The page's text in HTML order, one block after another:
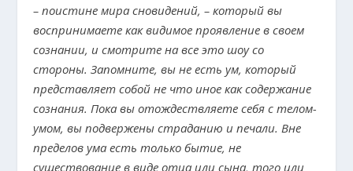
– поистине мира сновидений, – который вы
воспринимаете как видимое проявление в своем
сознании, и смотрите на все это шоу со
стороны. Запомните, вы не есть ум, который
представляет собой не что иное как содержание
сознания. Пока вы отождествляете себя с телом-
умом, вы подвержены страданию и печали. Вне
пределов ума есть только бытие, не
существование в виде отца или сына, того или